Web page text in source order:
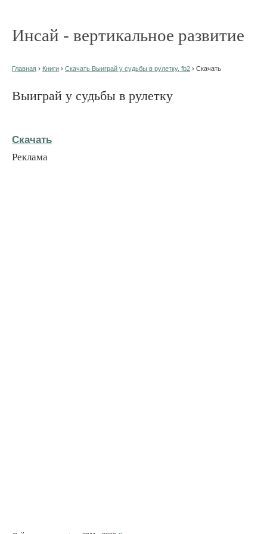
Инсай - вертикальное развитие
Главная › Книги › Скачать Выиграй у судьбы в рулетку, fb2 › Скачать
Выиграй у судьбы в рулетку
Скачать
Реклама